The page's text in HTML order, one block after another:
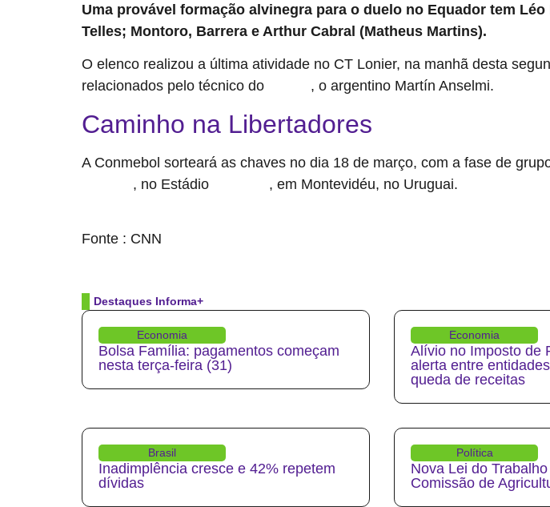
Uma provável formação alvinegra para o duelo no Equador tem
Telles; Montoro, Barrera e Arthur Cabral (Matheus Martins).
O elenco realizou a última atividade no CT Lonier, na manhã desta
relacionados pelo técnico do
, o argentino Martín Anselmi.
Caminho na Libertadores
A Conmebol sorteará as chaves no dia 18 de março, com a fase de
, no Estádio , em Montevidéu, no Uruguai.
Fonte : CNN
Destaques Informa+
Economia
Bolsa Família: pagamentos começam
nesta terça-feira (31)
Economia
Alívio no Imposto de
alerta entre
queda de receitas
Brasil
Inadimplência cresce e 42% repetem
dívidas
Política
Nova Lei do
Comissão de